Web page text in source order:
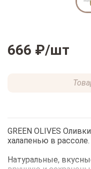
666 ₽/шт
GREEN OLIVES
халапенью в рассоле.
Натуральные,